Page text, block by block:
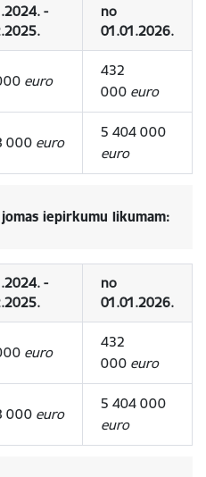
-
no
01.01.2026.
euro
432
000 euro
000 euro
5 404 000
euro
iepirkumu likumam:
-
no
01.01.2026.
euro
432
000 euro
000 euro
5 404 000
euro